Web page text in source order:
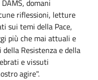
domani
riflessioni, letture
sui temi della Pace,
più che mai attuali e
Resistenza e della
e vissuti
agire".